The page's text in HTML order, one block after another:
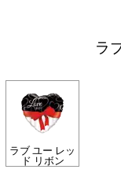
ラ
ラブ ユー レッ
ド リボン